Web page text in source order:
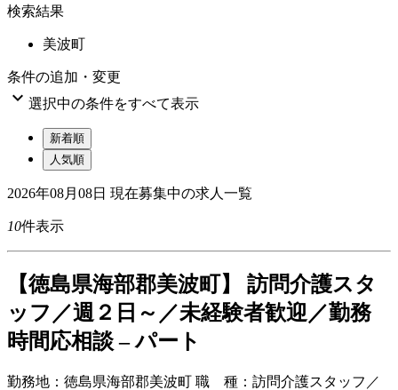
検索結果
美波町
条件の追加・変更
 選択中の条件をすべて表示
新着順
人気順
2026年08月08日 現在募集中の求人一覧
10件表示
【徳島県海部郡美波町】 訪問介護スタ
ッフ／週２日～／未経験者歓迎／勤務
時間応相談 – パート
勤務地： 徳島県海部郡美波町 職 種： 訪問介護スタッフ／